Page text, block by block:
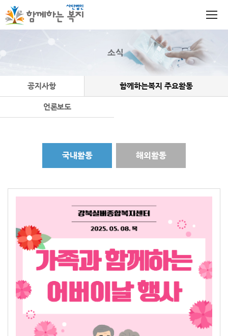
소식
공지사항 함께하는복지 주요활동
언론보도
국내활동 해외활동